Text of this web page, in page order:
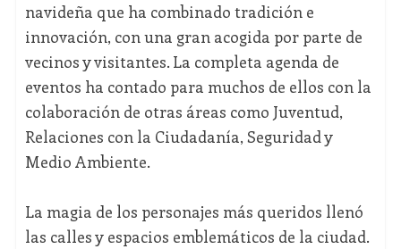
navideña que ha combinado tradición e
innovación, con una gran acogida por parte de
vecinos y visitantes. La completa agenda de
eventos ha contado para muchos de ellos con la
colaboración de otras áreas como Juventud,
Relaciones con la Ciudadanía, Seguridad y
Medio Ambiente.
La magia de los personajes más queridos llenó
las calles y espacios emblemáticos de la ciudad.